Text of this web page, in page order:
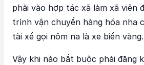
phải vào hợp tác xã làm xã viên
trình vận chuyển hàng hóa nha
tài xế gọi nôm na là xe biển vàng.
Vậy khi nào bắt buộc phải đăng